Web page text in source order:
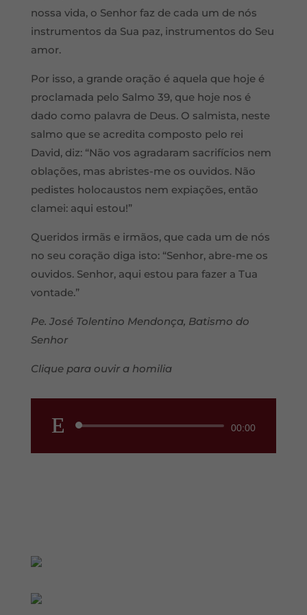
nossa vida, o Senhor faz de cada um de nós
instrumentos da Sua paz, instrumentos do Seu
amor.
Por isso, a grande oração é aquela que hoje é
proclamada pelo Salmo 39, que hoje nos é
dado como palavra de Deus. O salmista, neste
salmo que se acredita composto pelo rei
David, diz: “Não vos agradaram sacrifícios nem
oblações, mas abristes-me os ouvidos. Não
pedistes holocaustos nem expiações, então
clamei: aqui estou!”
Queridos irmãs e irmãos, que cada um de nós
no seu coração diga isto: “Senhor, abre-me os
ouvidos. Senhor, aqui estou para fazer a Tua
vontade.”
Pe. José Tolentino Mendonça, Batismo do
Senhor
Clique para ouvir a homilia
Reprodutor
00:00